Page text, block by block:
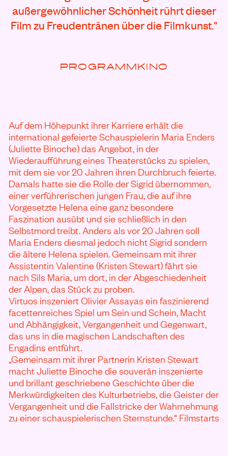
außergewöhnlicher Schönheit rührt dieser
Film zu Freudentränen über die Filmkunst."
PROGRAMMKINO
Auf dem Höhepunkt ihrer Karriere erhält die
international gefeierte Schauspielerin Maria Enders
(Juliette Binoche) das Angebot, in der
Wiederaufführung eines Theaterstücks zu spielen,
mit dem sie vor 20 Jahren ihren Durchbruch feierte.
Damals hatte sie die Rolle der Sigrid übernommen,
einer verführerischen jungen Frau, die auf ihre
Vorgesetzte Helena eine ganz besondere
Faszination ausübt und sie schließlich in den
Selbstmord treibt. Anders als vor 20 Jahren soll
Maria Enders diesmal jedoch nicht Sigrid sondern
die ältere Helena spielen. Gemeinsam mit ihrer
Assistentin Valentine (Kristen Stewart) fährt sie
nach Sils Maria, um dort, in der Abgeschiedenheit
der Alpen, das Stück zu proben.
Virtuos inszeniert Olivier Assayas ein faszinierend
facettenreiches Spiel um Sein und Schein, Macht
und Abhängigkeit, Vergangenheit und Gegenwart,
das uns in die magischen Landschaften des
Engadins entführt.
„Gemeinsam mit ihrer Partnerin Kristen Stewart
macht Juliette Binoche die souverän inszenierte
und brillant geschriebene Geschichte über die
Merkwürdigkeiten des Kulturbetriebs, die Geister der
Vergangenheit und die Fallstricke der Wahrnehmung
zu einer schauspielerischen Sternstunde.“ Filmstarts